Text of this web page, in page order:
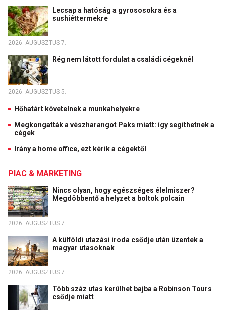
Lecsap a hatóság a gyrososokra és a
sushiéttermekre
2026. AUGUSZTUS 7.
Rég nem látott fordulat a családi cégeknél
2026. AUGUSZTUS 5.
Hőhatárt követelnek a munkahelyekre
Megkongatták a vészharangot Paks miatt: így segíthetnek a
cégek
Irány a home office, ezt kérik a cégektől
PIAC & MARKETING
Nincs olyan, hogy egészséges élelmiszer?
Megdöbbentő a helyzet a boltok polcain
2026. AUGUSZTUS 7.
A külföldi utazási iroda csődje után üzentek a
magyar utasoknak
2026. AUGUSZTUS 7.
Több száz utas kerülhet bajba a Robinson Tours
csődje miatt